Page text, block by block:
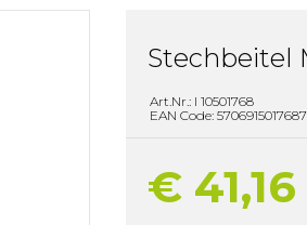
Stechbeitel
Art.Nr.: I 10501768
EAN Code: 5706915017687
€ 41,16